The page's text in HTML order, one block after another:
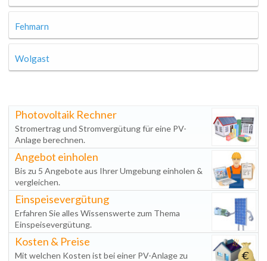
Fehmarn
Wolgast
Photovoltaik Rechner
Stromertrag und Stromvergütung für eine PV-
Anlage berechnen.
Angebot einholen
Bis zu 5 Angebote aus Ihrer Umgebung einholen &
vergleichen.
Einspeisevergütung
Erfahren Sie alles Wissenswerte zum Thema
Einspeisevergütung.
Kosten & Preise
Mit welchen Kosten ist bei einer PV-Anlage zu